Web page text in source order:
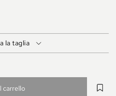
la taglia
carrello